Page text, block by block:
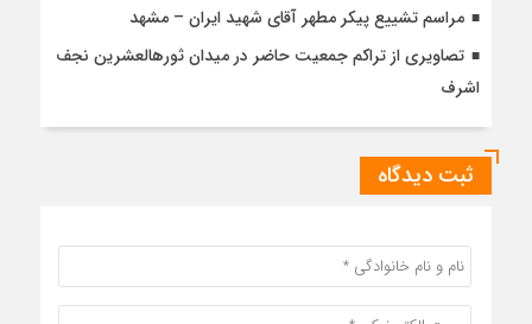
مراسم تشییع پیکر مطهر آقای شهید ایران – مشهد
تصاویری از تراکم جمعیت حاضر در میدان ثورهالعشرین نجف
اشرف
ثبت دیدگاه